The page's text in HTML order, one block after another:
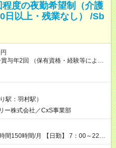
度の夜勤希望制（介護
日以上・残業なし） /Sb
与年2回 （保有資格・経験等により
［半年～1年］ 実務者研修取得／
］ ジュニアコーディネー／月収
雇用形態、給与は本採用時と同じで
駅：羽村駅）
ー株式会社／CxS事業部
日勤】 7：00～22：
00～翌10：00